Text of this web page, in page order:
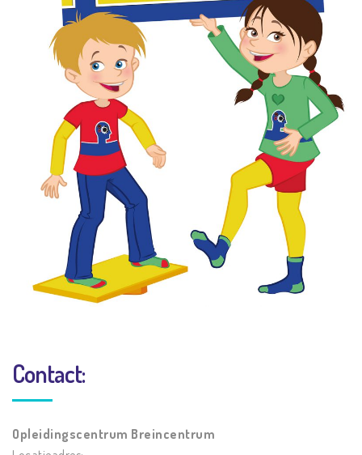
Contact:
Opleidingscentrum Breincentrum